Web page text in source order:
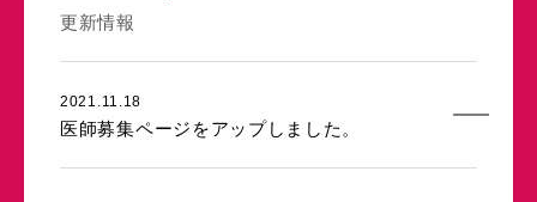
更新情報
2021.11.18
医師募集ページをアップしました。